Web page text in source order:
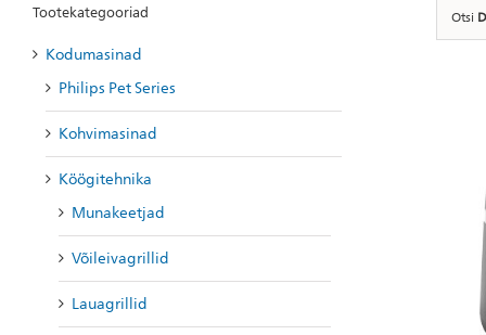
Otsi
Tootekategooriad
Kodumasinad
Philips Pet Series
Kohvimasinad
Köögitehnika
Munakeetjad
Võileivagrillid
Lauagrillid